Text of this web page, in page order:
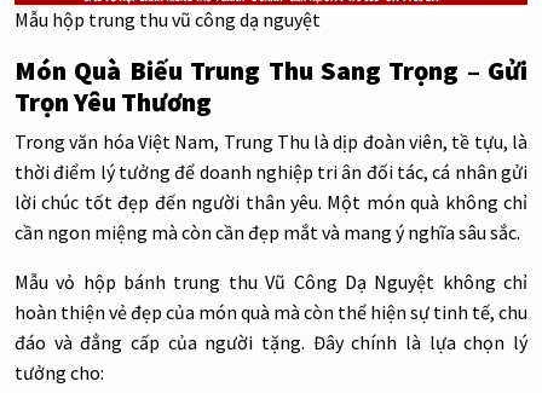
Mẫu hộp trung thu vũ công dạ nguyệt
Món Quà Biếu Trung Thu Sang Trọng – Gửi
Trọn Yêu Thương
Trong văn hóa Việt Nam, Trung Thu là dịp đoàn viên, tề tựu, là
thời điểm lý tưởng để doanh nghiệp tri ân đối tác, cá nhân gửi
lời chúc tốt đẹp đến người thân yêu. Một món quà không chỉ
cần ngon miệng mà còn cần đẹp mắt và mang ý nghĩa sâu sắc.
Mẫu vỏ hộp bánh trung thuVũ Công Dạ Nguyệt không chỉ
hoàn thiện vẻ đẹp của món quà mà còn thể hiện sự tinh tế, chu
đáo và đẳng cấp của người tặng. Đây chính là lựa chọn lý
tưởng cho: